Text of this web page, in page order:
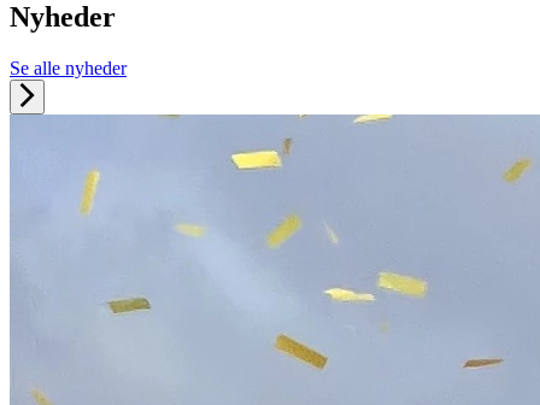
Nyheder
Se alle nyheder